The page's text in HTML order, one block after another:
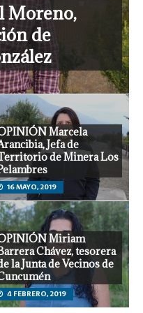
Moreno,
de
Marcela
Jefa de
de Minera Los
16 MAYO, 2019
Miriam
Chávez, tesorera
la Junta de Vecinos de
4 FEBRERO, 2019